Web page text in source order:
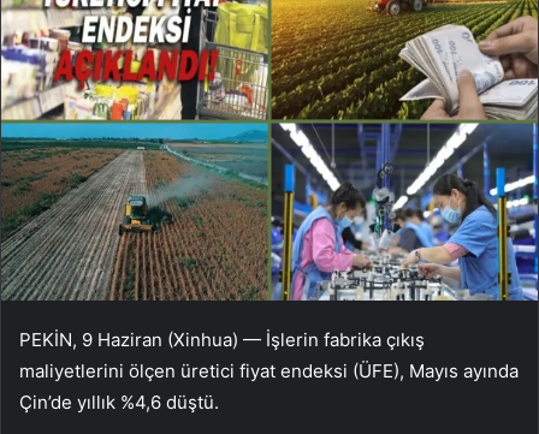
PEKİN, 9 Haziran (Xinhua) — İşlerin fabrika çıkış
maliyetlerini ölçen üretici fiyat endeksi (ÜFE), Mayıs ayında
Çin’de yıllık %4,6 düştü.